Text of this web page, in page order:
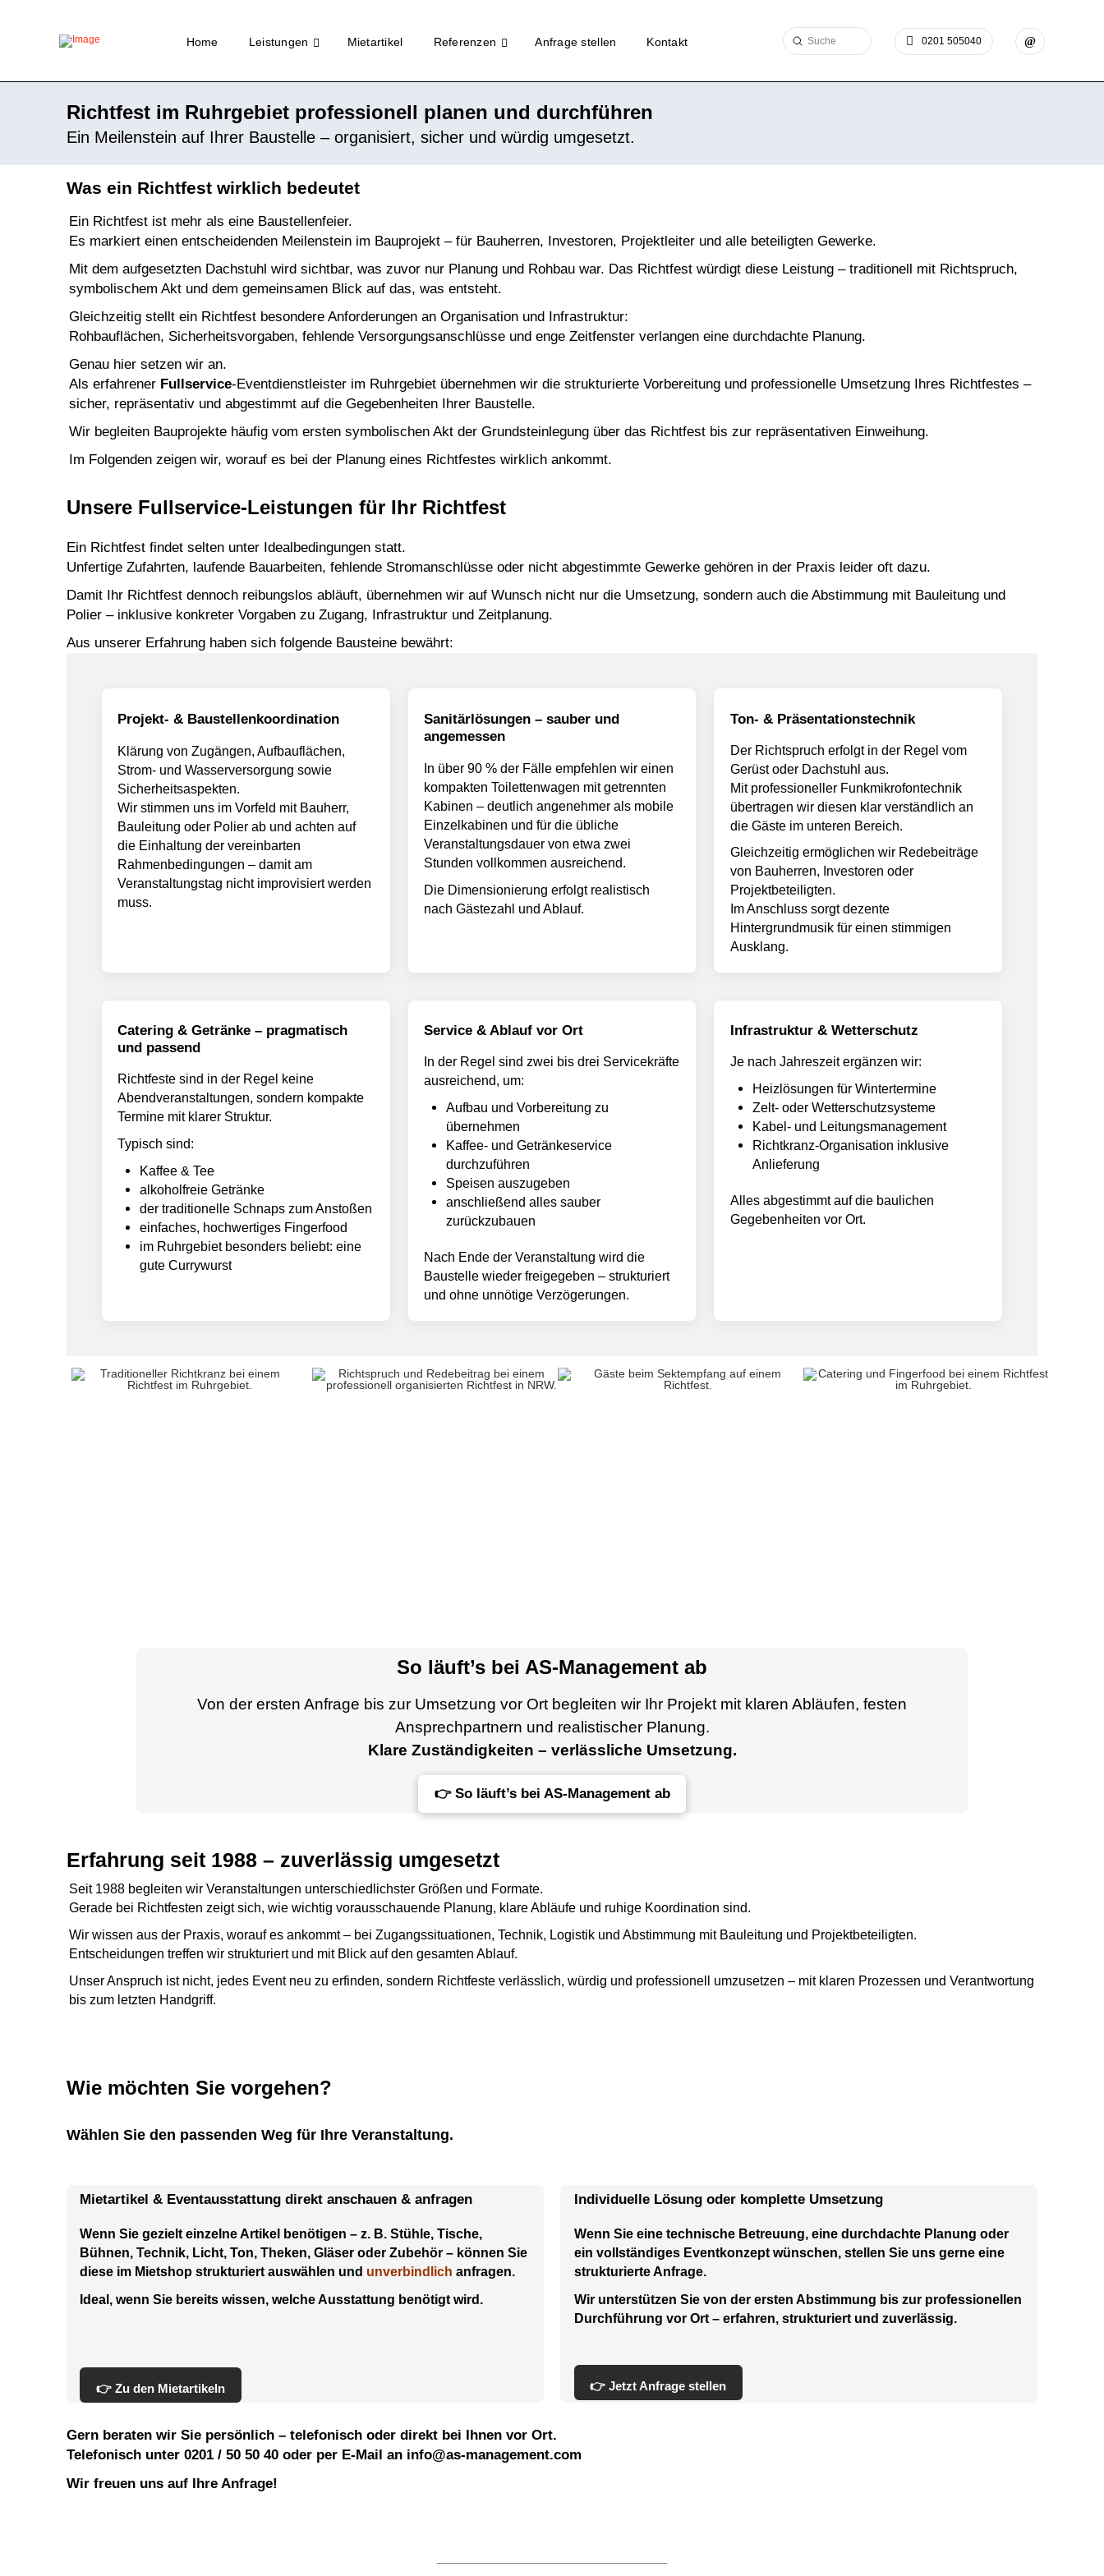
Home Leistungen Mietartikel Referenzen Anfrage stellen Kontakt Search
Submit 0201 505040
Richtfest im Ruhrgebiet professionell planen und durchführen
Ein Meilenstein auf Ihrer Baustelle – organisiert, sicher und würdig umgesetzt.
Was ein Richtfest wirklich bedeutet
Ein Richtfest ist mehr als eine Baustellenfeier.
Es markiert einen entscheidenden Meilenstein im Bauprojekt – für Bauherren, Investoren, Projektleiter und alle beteiligten Gewerke.
Mit dem aufgesetzten Dachstuhl wird sichtbar, was zuvor nur Planung und Rohbau war. Das Richtfest würdigt diese Leistung – traditionell mit Richtspruch,
symbolischem Akt und dem gemeinsamen Blick auf das, was entsteht.
Gleichzeitig stellt ein Richtfest besondere Anforderungen an Organisation und Infrastruktur:
Rohbauflächen, Sicherheitsvorgaben, fehlende Versorgungsanschlüsse und enge Zeitfenster verlangen eine durchdachte Planung.
Genau hier setzen wir an.
Als erfahrener Fullservice-Eventdienstleister im Ruhrgebiet übernehmen wir die strukturierte Vorbereitung und professionelle Umsetzung Ihres Richtfestes –
sicher, repräsentativ und abgestimmt auf die Gegebenheiten Ihrer Baustelle.
Wir begleiten Bauprojekte häufig vom ersten symbolischen Akt der Grundsteinlegung über das Richtfest bis zur repräsentativen Einweihung.
Im Folgenden zeigen wir, worauf es bei der Planung eines Richtfestes wirklich ankommt.
Unsere Fullservice-Leistungen für Ihr Richtfest
Ein Richtfest findet selten unter Idealbedingungen statt.
Unfertige Zufahrten, laufende Bauarbeiten, fehlende Stromanschlüsse oder nicht abgestimmte Gewerke gehören in der Praxis leider oft dazu.
Damit Ihr Richtfest dennoch reibungslos abläuft, übernehmen wir auf Wunsch nicht nur die Umsetzung, sondern auch die Abstimmung mit Bauleitung und
Polier – inklusive konkreter Vorgaben zu Zugang, Infrastruktur und Zeitplanung.
Aus unserer Erfahrung haben sich folgende Bausteine bewährt:
Projekt- & Baustellenkoordination
Klärung von Zugängen, Aufbauflächen,
Strom- und Wasserversorgung sowie
Sicherheitsaspekten.
Wir stimmen uns im Vorfeld mit Bauherr,
Bauleitung oder Polier ab und achten auf
die Einhaltung der vereinbarten
Rahmenbedingungen – damit am
Veranstaltungstag nicht improvisiert werden
muss.
Sanitärlösungen – sauber und
angemessen
In über 90 % der Fälle empfehlen wir einen
kompaktenToilettenwagen mit getrennten
Kabinen – deutlich angenehmer als mobile
Einzelkabinen und für die übliche
Veranstaltungsdauer von etwa zwei
Stunden vollkommen ausreichend.
Die Dimensionierung erfolgt realistisch
nach Gästezahl und Ablauf.
Ton- & Präsentationstechnik
Der Richtspruch erfolgt in der Regel vom
Gerüst oder Dachstuhl aus.
Mit professioneller Funkmikrofontechnik
übertragen wir diesen klar verständlich an
die Gäste im unteren Bereich.
Gleichzeitig ermöglichen wir Redebeiträge
von Bauherren, Investoren oder
Projektbeteiligten.
Im Anschluss sorgt dezente
Hintergrundmusik für einen stimmigen
Ausklang.
Catering & Getränke – pragmatisch
und passend
Richtfeste sind in der Regel keine
Abendveranstaltungen, sondern kompakte
Termine mit klarer Struktur.
Typisch sind:
Kaffee & Tee
alkoholfreie Getränke
der traditionelle Schnaps zum Anstoßen
einfaches, hochwertiges Fingerfood
im Ruhrgebiet besonders beliebt: eine
gute Currywurst
Service & Ablauf vor Ort
In der Regel sind zwei bis drei Servicekräfte
ausreichend, um:
Aufbau und Vorbereitung zu
übernehmen
Kaffee- und Getränkeservice
durchzuführen
Speisen auszugeben
anschließend alles sauber
zurückzubauen
Nach Ende der Veranstaltung wird die
Baustelle wieder freigegeben – strukturiert
und ohne unnötige Verzögerungen.
Infrastruktur & Wetterschutz
Je nach Jahreszeit ergänzen wir:
Heizlösungen für Wintertermine
Zelt- oder Wetterschutzsysteme
Kabel- und Leitungsmanagement
Richtkranz-Organisation inklusive
Anlieferung
Alles abgestimmt auf die baulichen
Gegebenheiten vor Ort.
So läuft’s bei AS-Management ab
Von der ersten Anfrage bis zur Umsetzung vor Ort begleiten wir Ihr Projekt mit klaren Abläufen, festen
Ansprechpartnern und realistischer Planung.
Klare Zuständigkeiten – verlässliche Umsetzung.
👉 So läuft’s bei AS-Management ab
Erfahrung seit 1988 – zuverlässig umgesetzt
Seit 1988 begleiten wir Veranstaltungen unterschiedlichster Größen und Formate.
Gerade bei Richtfesten zeigt sich, wie wichtig vorausschauende Planung, klare Abläufe und ruhige Koordination sind.
Wir wissen aus der Praxis, worauf es ankommt – bei Zugangssituationen, Technik, Logistik und Abstimmung mit Bauleitung und Projektbeteiligten.
Entscheidungen treffen wir strukturiert und mit Blick auf den gesamten Ablauf.
Unser Anspruch ist nicht, jedes Event neu zu erfinden, sondern Richtfeste verlässlich, würdig und professionell umzusetzen – mit klaren Prozessen und Verantwortung
bis zum letzten Handgriff.
Wie möchten Sie vorgehen?
Wählen Sie den passenden Weg für Ihre Veranstaltung.
Mietartikel & Eventausstattung direkt anschauen & anfragen
Wenn Sie gezielt einzelne Artikel benötigen – z. B. Stühle, Tische,
Bühnen, Technik, Licht, Ton, Theken, Gläser oder Zubehör – können Sie
diese im Mietshop strukturiert auswählen und unverbindlich anfragen.
Ideal, wenn Sie bereits wissen, welche Ausstattung benötigt wird.
👉 Zu den Mietartikeln
Individuelle Lösung oder komplette Umsetzung
Wenn Sie eine technische Betreuung, eine durchdachte Planung oder
ein vollständiges Eventkonzept wünschen, stellen Sie uns gerne eine
strukturierte Anfrage.
Wir unterstützen Sie von der ersten Abstimmung bis zur professionellen
Durchführung vor Ort – erfahren, strukturiert und zuverlässig.
👉 Jetzt Anfrage stellen
Gern beraten wir Sie persönlich – telefonisch oder direkt bei Ihnen vor Ort.
Telefonisch unter 0201 / 50 50 40oder per E-Mail an info@as-management.com
Wir freuen uns auf Ihre Anfrage!